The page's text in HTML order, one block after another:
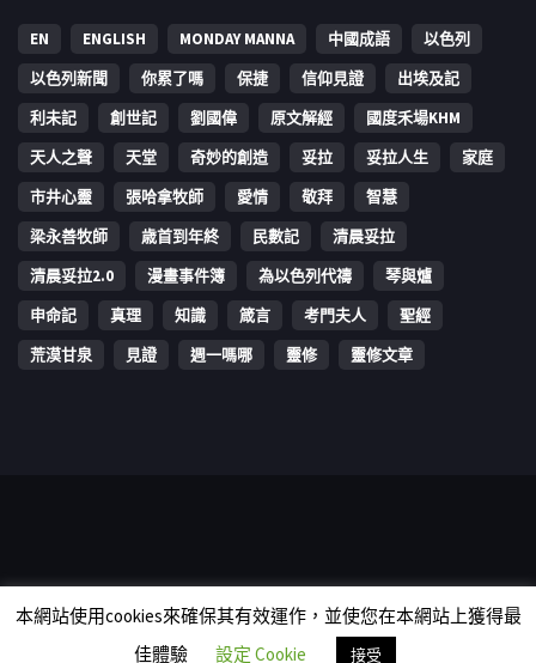
EN ENGLISH MONDAY MANNA 中國成語
以色列
以色列新聞
你累了嗎 保捷 信仰見證
出埃及記
利未記
創世記 劉國偉 原文解經
國度禾場KHM
天人之聲
天堂 奇妙的創造 妥拉 妥拉人生
家庭
市井心靈
張哈拿牧師 愛情 敬拜
智慧
梁永善牧師
歳首到年終 民數記
清晨妥拉
清晨妥拉2.0
漫畫事件簿 為以色列代禱
琴與爐
申命記
真理 知識 箴言 考門夫人
聖經
荒漠甘泉
見證 週一嗎哪 靈修 靈修文章
rights reserved.
本網站使用cookies來確保其有效運作，並使您在本網站上獲得最
佳體驗
設定 Cookie 接受